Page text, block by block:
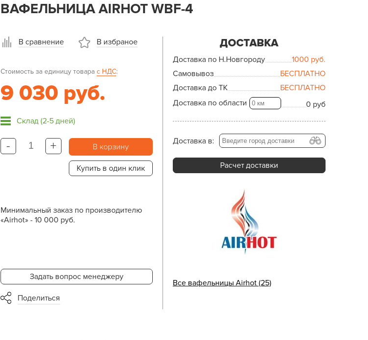
ВАФЕЛЬНИЦА AIRHOT WBF-4
В сравнение В избраное
Стоимость за единицу товара с НДС:
9 030 руб.
Склад (2-5 дней)
- + В корзину
Купить в один клик
Минимальный заказ по производителю
«Airhot» - 10 000 руб.
Задать вопрос менеджеру
Поделиться
ДОСТАВКА
Доставка по Н.Новгороду 1000 руб.
Самовывоз
БЕСПЛАТНО
Доставка до ТК
БЕСПЛАТНО
Доставка по области
0 руб
Доставка в:
Расчет доставки
Все вафельницы Airhot (25)